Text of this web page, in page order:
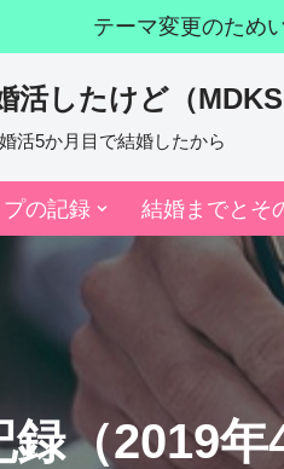
テーマ変更のため
活したけど（
活5か月目で結婚したから
の記録 結婚までとそ
録（2019